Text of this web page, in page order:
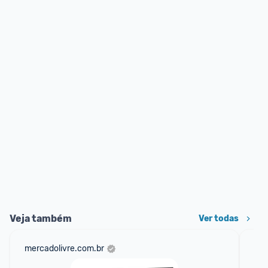
Veja também Ver todas
mercadolivre.com.br